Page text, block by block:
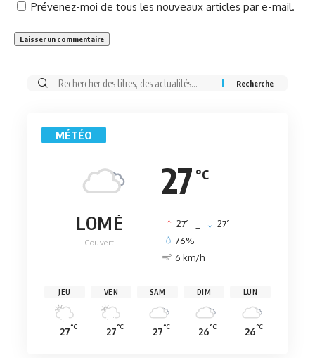
Prévenez-moi de tous les nouveaux articles par e-mail.
Rechercher:
MÉTÉO
27 °C
LOMÉ
Couvert
27° 27°
76%
6 km/h
JEU
27°C
VEN
27°C
SAM
27°C
DIM
26°C
LUN
26°C